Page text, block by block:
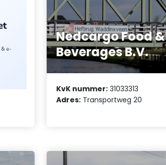
Nedcargo Food &
Beverages B.V.
KvK nummer: 31033313
Adres: Transportweg 20